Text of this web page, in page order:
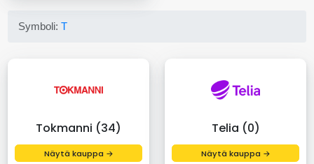
Symboli:T
Tokmanni (34)
Näytä kauppa →
Telia (0)
Näytä kauppa →